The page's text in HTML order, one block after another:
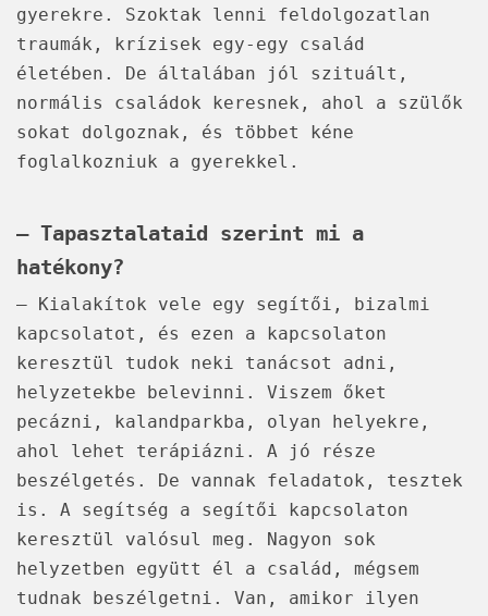
gyerekre. Szoktak lenni feldolgozatlan
traumák, krízisek egy-egy család
életében. De általában jól szituált,
normális családok keresnek, ahol a szülők
sokat dolgoznak, és többet kéne
foglalkozniuk a gyerekkel.
– Tapasztalataid szerint mi a
hatékony?
– Kialakítok vele egy segítői, bizalmi
kapcsolatot, és ezen a kapcsolaton
keresztül tudok neki tanácsot adni,
helyzetekbe belevinni. Viszem őket
pecázni, kalandparkba, olyan helyekre,
ahol lehet terápiázni. A jó része
beszélgetés. De vannak feladatok, tesztek
is. A segítség a segítői kapcsolaton
keresztül valósul meg. Nagyon sok
helyzetben együtt él a család, mégsem
tudnak beszélgetni. Van, amikor ilyen